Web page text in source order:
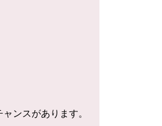
ンスがあります。